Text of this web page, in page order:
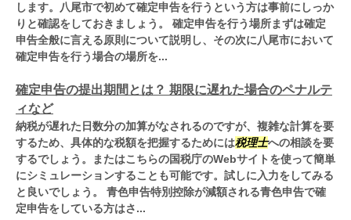
します。八尾市で初めて確定申告を行うという方は事前にしっか
りと確認をしておきましょう。 確定申告を行う場所まずは確定
申告全般に言える原則について説明し、その次に八尾市において
確定申告を行う場合の場所を...
確定申告の提出期間とは？ 期限に遅れた場合のペナルテ
ィなど
納税が遅れた日数分の加算がなされるのですが、複雑な計算を要
するため、具体的な税額を把握するためには税理士への相談を要
するでしょう。またはこちらの国税庁のWebサイトを使って簡単
にシミュレーションすることも可能です。試しに入力をしてみる
と良いでしょう。 青色申告特別控除が減額される青色申告で確
定申告をしている方はさ...